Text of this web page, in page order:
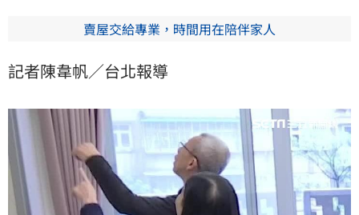
賣屋交給專業，時間用在陪伴家人
記者陳韋帆／台北報導